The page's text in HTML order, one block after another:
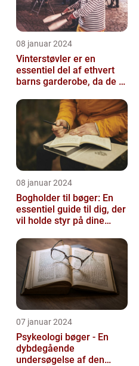
08 januar 2024
Vinterstøvler er en
essentiel del af ethvert
barns garderobe, da de er
deres ...
08 januar 2024
Bogholder til bøger: En
essentiel guide til dig, der
vil holde styr på dine
07 januar 2024
Psykeologi bøger - En
dybdegående
undersøgelse af den